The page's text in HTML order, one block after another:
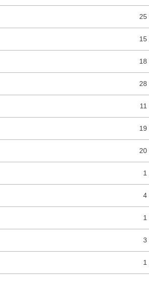
25
15
18
28
11
19
20
1
4
1
3
1